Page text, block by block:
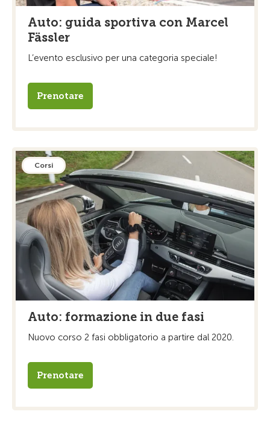
Auto: guida sportiva con Marcel
Fässler
L’evento esclusivo per una categoria speciale!
Prenotare
Corsi
Auto: formazione in due fasi
Nuovo corso 2 fasi obbligatorio a partire dal 2020.
Prenotare